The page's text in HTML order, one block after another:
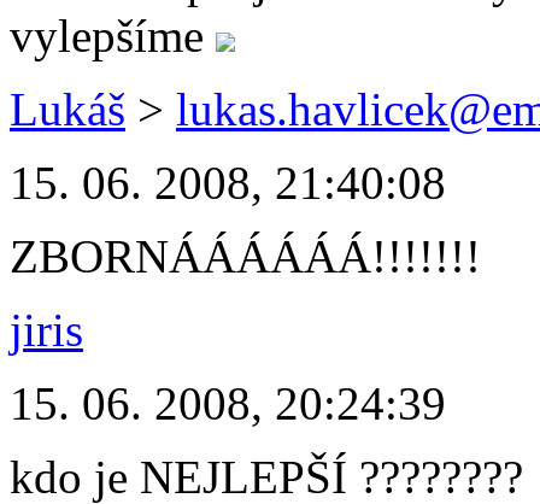
vylepšíme
Lukáš >
15. 06. 2008, 21:40:08
ZBORNÁÁÁÁÁÁ!!!!!!!
jiris
15. 06. 2008, 20:24:39
kdo je NEJLEPŠÍ ????????